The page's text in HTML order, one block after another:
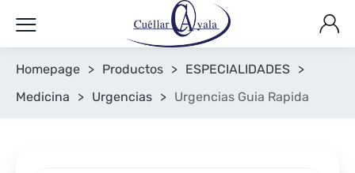
Homepage > Productos > ESPECIALIDADES >
Medicina
> Urgencias > Urgencias Guia Rapida